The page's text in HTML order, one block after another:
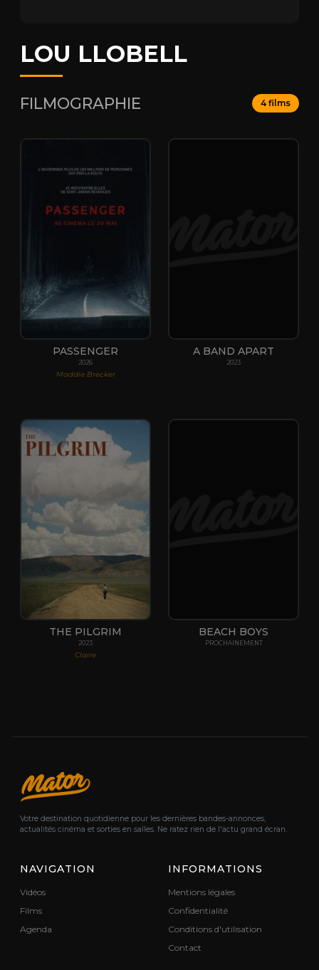
LOU LLOBELL
FILMOGRAPHIE 4 films
PASSENGER
2026
Maddie Brecker
A BAND APART
2023
THE PILGRIM
2023
Claire
BEACH BOYS
PROCHAINEMENT
Votre destination quotidienne pour les dernières bandes-annonces,
actualités cinéma et sorties en salles. Ne ratez rien de l'actu grand écran.
NAVIGATION
Vidéos
Films
Agenda
INFORMATIONS
Mentions légales
Confidentialité
Conditions d'utilisation
Contact